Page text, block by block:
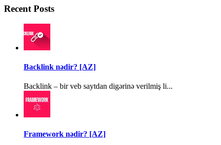
Recent Posts
Backlink nədir? [AZ]
Backlink – bir veb saytdan digərinə verilmiş li...
Framework nədir? [AZ]